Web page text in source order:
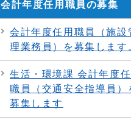
会計年度任用職員の募集
会計年度任用職員（施設
理業務員）を募集します
生活・環境課 会計年度任
職員（交通安全指導員）
募集します